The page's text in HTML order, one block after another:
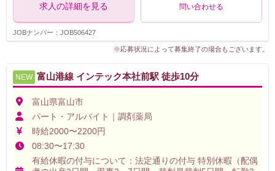
求人の詳細を見る 問い合わせる
JOBナンバー：JOB506427
※応募状況によって募集終了の場合もございます。
NEW 富山港線 インテック本社前駅 徒歩10分
富山県富山市
パート・アルバイト｜調剤薬局
時給2000〜2200円
08:30〜17:30
有給休暇の付与について：法定通りの付与 特別休暇（配偶